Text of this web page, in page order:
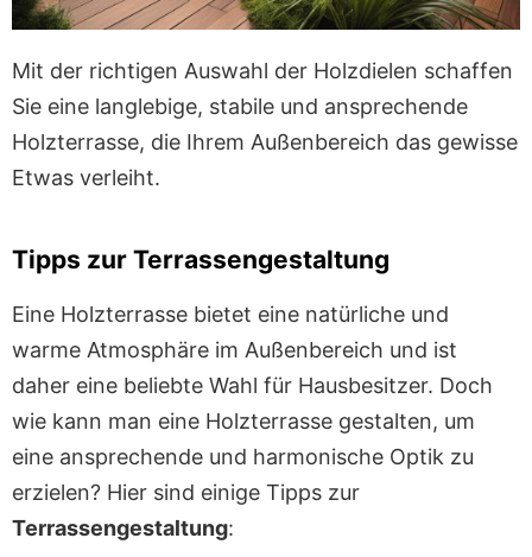
Mit der richtigen Auswahl der Holzdielen schaffen
Sie eine langlebige, stabile und ansprechende
Holzterrasse, die Ihrem Außenbereich das gewisse
Etwas verleiht.
Tipps zur Terrassengestaltung
Eine Holzterrasse bietet eine natürliche und
warme Atmosphäre im Außenbereich und ist
daher eine beliebte Wahl für Hausbesitzer. Doch
wie kann man eine Holzterrasse gestalten, um
eine ansprechende und harmonische Optik zu
erzielen? Hier sind einige Tipps zur
Terrassengestaltung: